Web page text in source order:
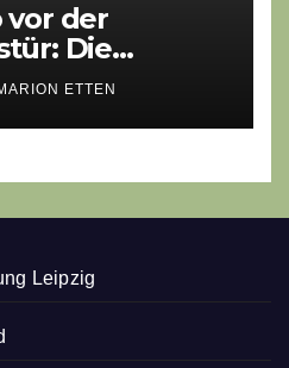
vor der
Die
DNA
ETTEN
Leipzig